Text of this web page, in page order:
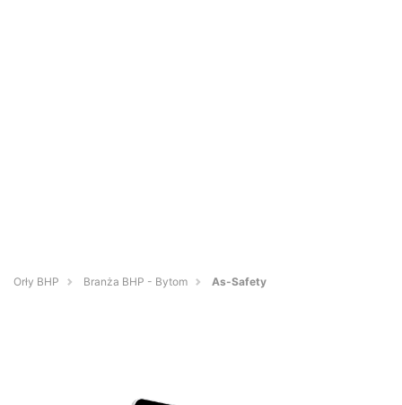
Orły BHP Branża BHP - Bytom As-Safety